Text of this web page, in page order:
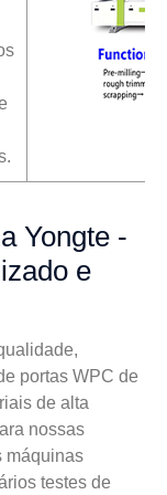
Yongte -
e
portas WPC de
de alta
nossas
máquinas
testes de